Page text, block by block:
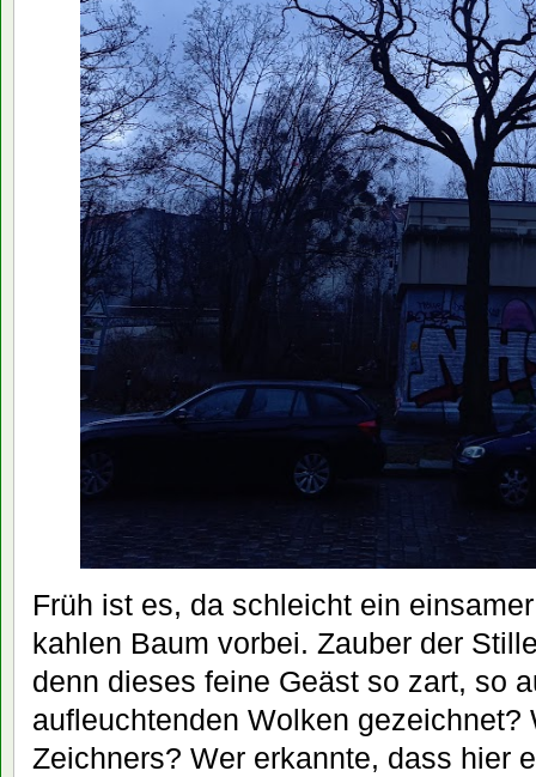
Früh ist es, da schleicht ein
kahlen Baum vorbei. Zauber der
denn dieses feine Geäst so zart, so
aufleuchtenden Wolken gezeichnet?
Zeichners? Wer erkannte, dass hier